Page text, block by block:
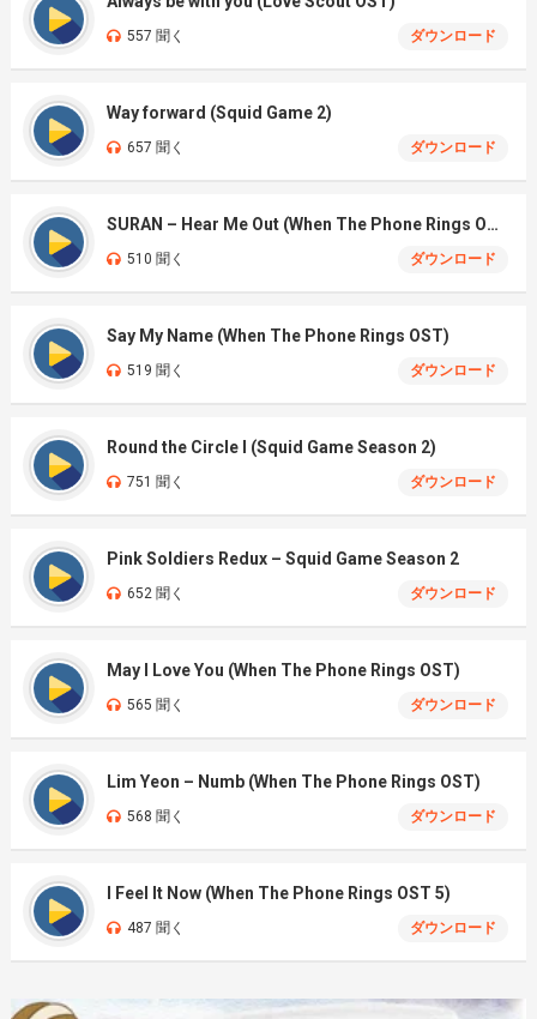
557 聞く ダウンロード
Way forward (Squid Game 2)
657 聞く ダウンロード
SURAN – Hear Me Out (When The Phone Rings OST)
510 聞く ダウンロード
Say My Name (When The Phone Rings OST)
519 聞く ダウンロード
Round the Circle I (Squid Game Season 2)
751 聞く ダウンロード
Pink Soldiers Redux – Squid Game Season 2
652 聞く ダウンロード
May I Love You (When The Phone Rings OST)
565 聞く ダウンロード
Lim Yeon – Numb (When The Phone Rings OST)
568 聞く ダウンロード
I Feel It Now (When The Phone Rings OST 5)
487 聞く ダウンロード